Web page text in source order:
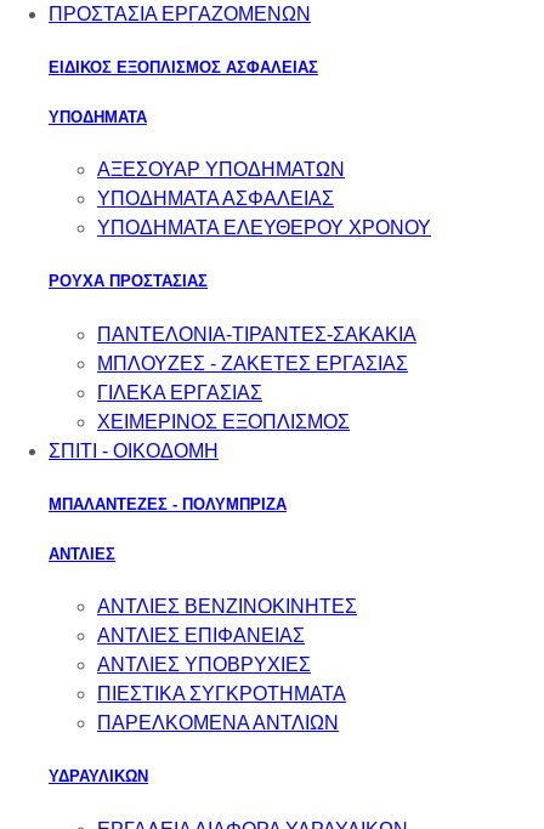
ΠΡΟΣΤΑΣΙΑ ΕΡΓΑΖΟΜΕΝΩΝ
ΕΙΔΙΚΟΣ ΕΞΟΠΛΙΣΜΟΣ ΑΣΦΑΛΕΙΑΣ
ΥΠΟΔΗΜΑΤΑ
ΑΞΕΣΟΥΑΡ ΥΠΟΔΗΜΑΤΩΝ
ΥΠΟΔΗΜΑΤΑ ΑΣΦΑΛΕΙΑΣ
ΥΠΟΔΗΜΑΤΑ ΕΛΕΥΘΕΡΟΥ ΧΡΟΝΟΥ
ΡΟΥΧΑ ΠΡΟΣΤΑΣΙΑΣ
ΠΑΝΤΕΛΟΝΙΑ-ΤΙΡΑΝΤΕΣ-ΣΑΚΑΚΙΑ
ΜΠΛΟΥΖΕΣ - ΖΑΚΕΤΕΣ ΕΡΓΑΣΙΑΣ
ΓΙΛΕΚΑ ΕΡΓΑΣΙΑΣ
ΧΕΙΜΕΡΙΝΟΣ ΕΞΟΠΛΙΣΜΟΣ
ΣΠΙΤΙ - ΟΙΚΟΔΟΜΗ
ΜΠΑΛΑΝΤΕΖΕΣ - ΠΟΛΥΜΠΡΙΖΑ
ΑΝΤΛΙΕΣ
ΑΝΤΛΙΕΣ ΒΕΝΖΙΝΟΚΙΝΗΤΕΣ
ΑΝΤΛΙΕΣ ΕΠΙΦΑΝΕΙΑΣ
ΑΝΤΛΙΕΣ ΥΠΟΒΡΥΧΙΕΣ
ΠΙΕΣΤΙΚΑ ΣΥΓΚΡΟΤΗΜΑΤΑ
ΠΑΡΕΛΚΟΜΕΝΑ ΑΝΤΛΙΩΝ
ΥΔΡΑΥΛΙΚΩΝ